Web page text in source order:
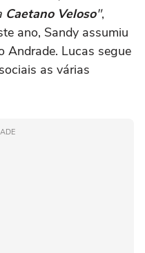
Caetano Veloso",
ano, Sandy assumiu
Andrade. Lucas segue
as várias